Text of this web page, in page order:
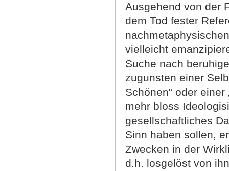
Ausgehend von der
dem Tod fester
vielleicht
Suche nach
zugunsten einer
Schönen“ oder
mehr bloss
gesellschaftliches
Sinn haben sollen,
Zwecken in der
d.h. losgelöst von